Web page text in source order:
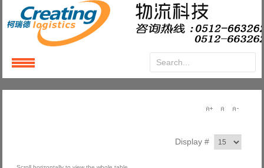
Display #
LoginorRegister
Password